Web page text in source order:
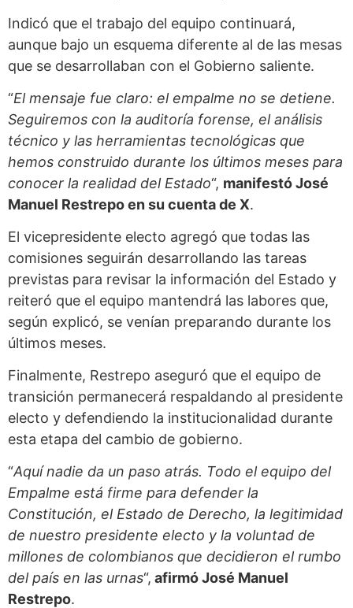
Indicó que el trabajo del equipo continuará,
aunque bajo un esquema diferente al de las mesas
que se desarrollaban con el Gobierno saliente.
“El mensaje fue claro: el empalme no se detiene.
Seguiremos con la auditoría forense, el análisis
técnico y las herramientas tecnológicas que
hemos construido durante los últimos meses para
conocer la realidad del Estado“, manifestó José
Manuel Restrepo en su cuenta de X.
El vicepresidente electo agregó que todas las
comisiones seguirán desarrollando las tareas
previstas para revisar la información del Estado y
reiteró que el equipo mantendrá las labores que,
según explicó, se venían preparando durante los
últimos meses.
Finalmente, Restrepo aseguró que el equipo de
transición permanecerá respaldando al presidente
electo y defendiendo la institucionalidad durante
esta etapa del cambio de gobierno.
“Aquí nadie da un paso atrás. Todo el equipo del
Empalme está firme para defender la
Constitución, el Estado de Derecho, la legitimidad
de nuestro presidente electo y la voluntad de
millones de colombianos que decidieron el rumbo
del país en las urnas“, afirmó José Manuel
Restrepo.